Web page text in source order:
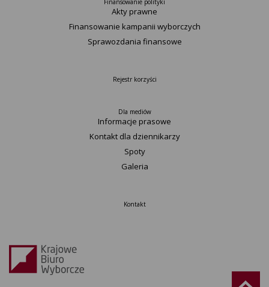
Finansowanie polityki
Akty prawne
Finansowanie kampanii wyborczych
Sprawozdania finansowe
Rejestr korzyści
Dla mediów
Informacje prasowe
Kontakt dla dziennikarzy
Spoty
Galeria
Kontakt